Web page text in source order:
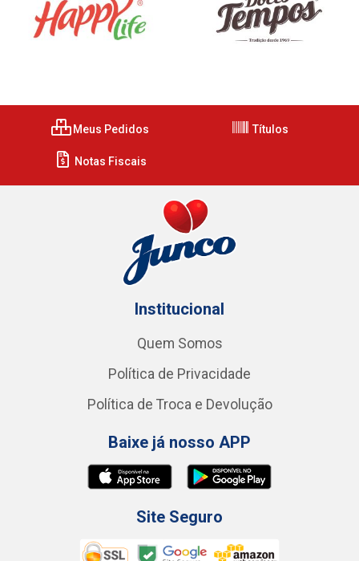
Meus Pedidos Títulos
Notas Fiscais
Institucional
Quem Somos
Política de Privacidade
Política de Troca e Devolução
Baixe já nosso APP
Site Seguro